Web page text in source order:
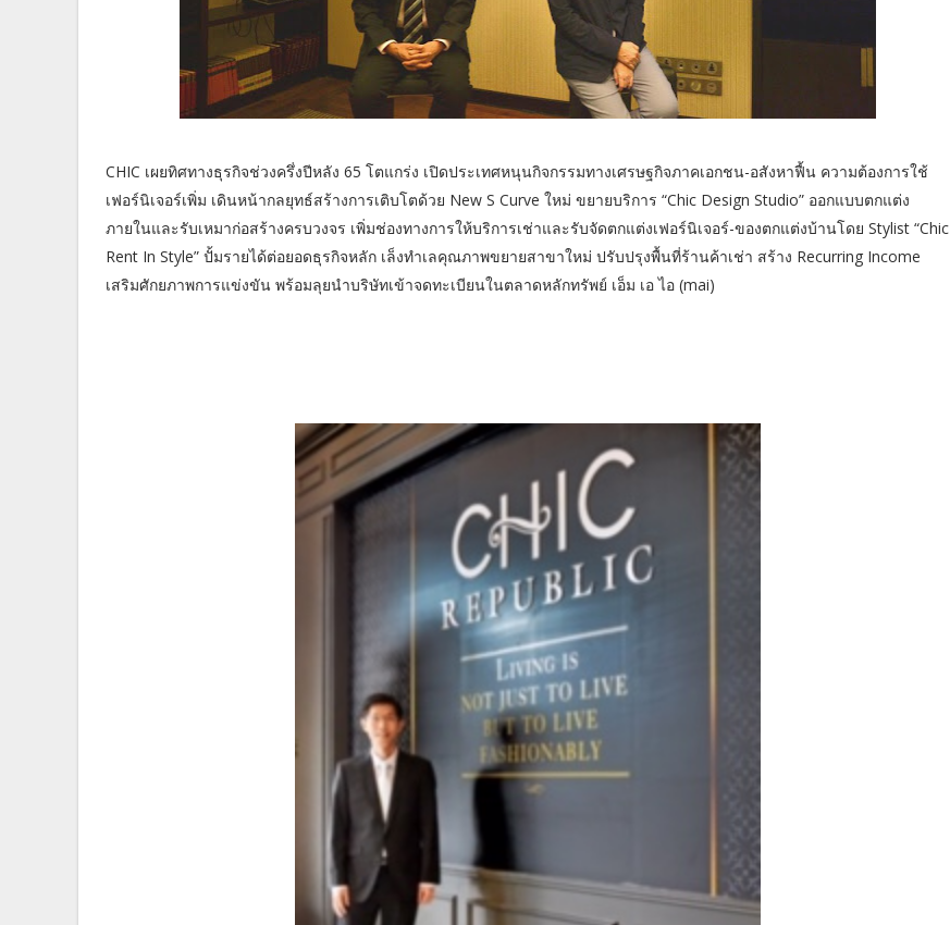
CHIC เผยทิศทางธุรกิจช่วงครึ่งปีหลัง 65 โตแกร่ง เปิดประเทศหนุนกิจกรรมทางเศรษฐกิจภาคเอกชน-อสังหาฟื้น ความต้องการใช้
เฟอร์นิเจอร์เพิ่ม เดินหน้ากลยุทธ์สร้างการเติบโตด้วย New S Curve ใหม่ ขยายบริการ “Chic Design Studio” ออกแบบตกแต่ง
ภายในและรับเหมาก่อสร้างครบวงจร เพิ่มช่องทางการให้บริการเช่าและรับจัดตกแต่งเฟอร์นิเจอร์-ของตกแต่งบ้านโดย Stylist “Chic
Rent In Style” ปั้มรายได้ต่อยอดธุรกิจหลัก เล็งทำเลคุณภาพขยายสาขาใหม่ ปรับปรุงพื้นที่ร้านค้าเช่า สร้าง Recurring Income
เสริมศักยภาพการแข่งขัน พร้อมลุยนำบริษัทเข้าจดทะเบียนในตลาดหลักทรัพย์ เอ็ม เอ ไอ (mai)